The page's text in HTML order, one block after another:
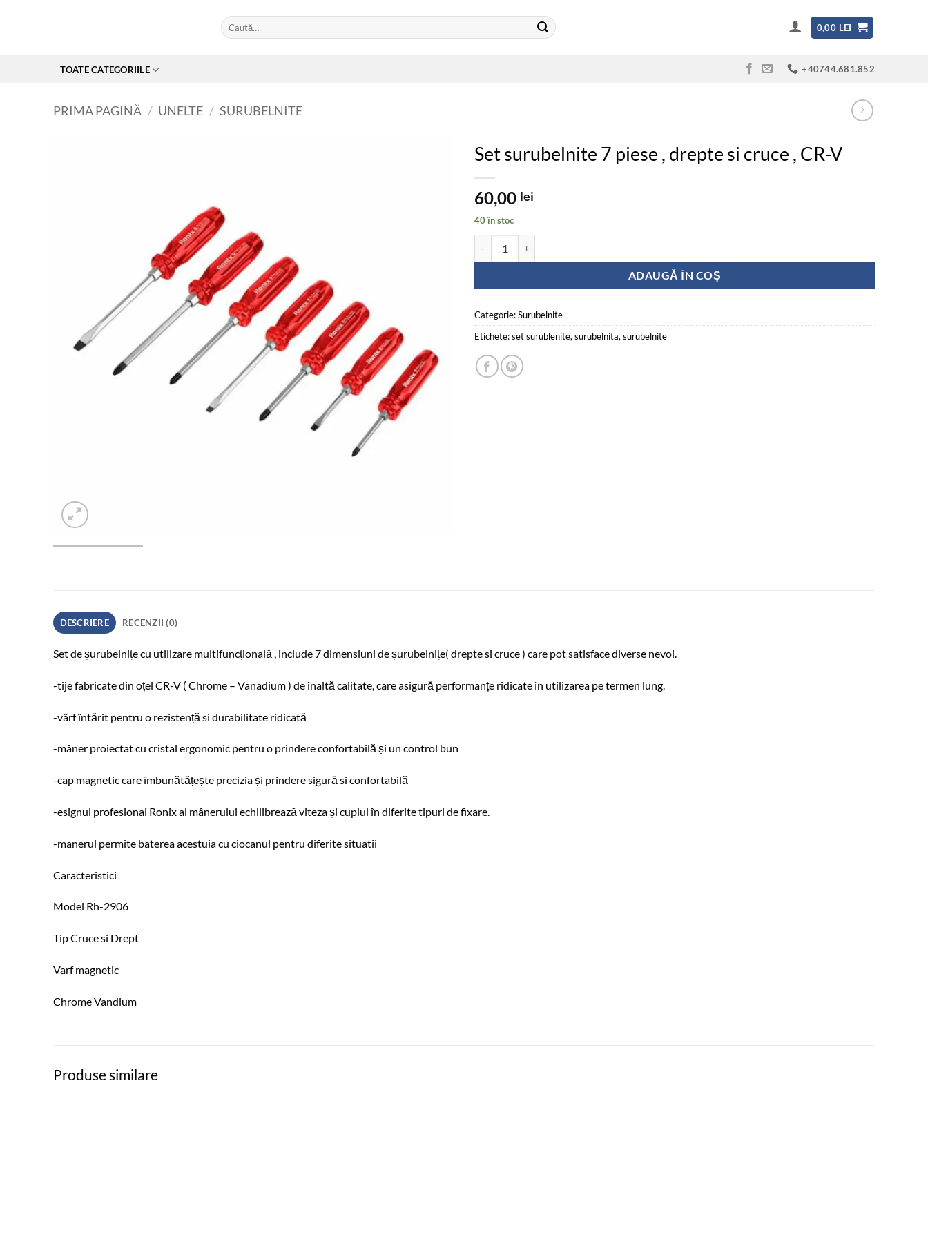
Caută
după:
0,00 LEI
TOATE CATEGORIILE +40744.681.852
PRIMA PAGINĂ / UNELTE / SURUBELNITE
Set surubelnite 7 piese , drepte si cruce , CR-V
60,00 lei
40 în stoc
Cantitate Set surubelnite 7 piese , drepte si cruce , CR-V
ADAUGĂ ÎN COȘ
Categorie:Surubelnite
Etichete:set surublenite, surubelnita, surubelnite
DESCRIERE RECENZII (0)
Set de șurubelnițe cu utilizare multifuncțională , include 7 dimensiuni de șurubelnițe( drepte si cruce ) care pot satisface diverse nevoi.
-tije fabricate din oțel CR-V ( Chrome – Vanadium ) de înaltă calitate, care asigură performanțe ridicate în utilizarea pe termen lung.
-vârf întărit pentru o rezistență si durabilitate ridicată
-mâner proiectat cu cristal ergonomic pentru o prindere confortabilă și un control bun
-cap magnetic care îmbunătățește precizia și prindere sigură si confortabilă
-esignul profesional Ronix al mânerului echilibrează viteza și cuplul în diferite tipuri de fixare.
-manerul permite baterea acestuia cu ciocanul pentru diferite situatii
Caracteristici
Model Rh-2906
Tip Cruce si Drept
Varf magnetic
Chrome Vandium
Produse similare